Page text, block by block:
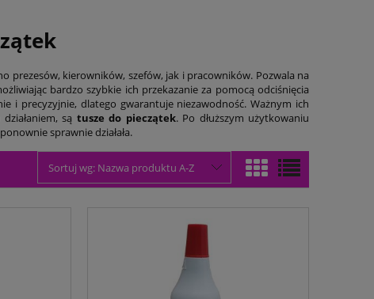
prezesów, kierowników, szefów, jak i pracowników. Pozwala na
bardzo szybkie ich przekazanie za pomocą odciśnięcia
i precyzyjnie, dlatego gwarantuje niezawodność. Ważnym ich
są tusze do pieczątek. Po dłuższym użytkowaniu
sprawnie działała.
Sortuj wg: Nazwa produktu A-Z